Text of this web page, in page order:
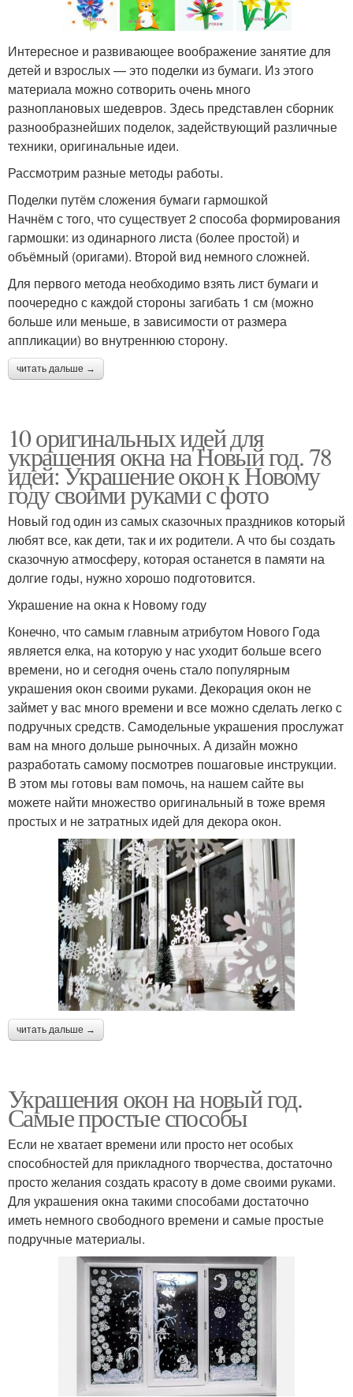
Интересное и развивающее воображение занятие для
детей и взрослых — это поделки из бумаги. Из этого
материала можно сотворить очень много
разноплановых шедевров. Здесь представлен сборник
разнообразнейших поделок, задействующий различные
техники, оригинальные идеи.
Рассмотрим разные методы работы.
Поделки путём сложения бумаги гармошкой
Начнём с того, что существует 2 способа формирования
гармошки: из одинарного листа (более простой) и
объёмный (оригами). Второй вид немного сложней.
Для первого метода необходимо взять лист бумаги и
поочередно с каждой стороны загибать 1 см (можно
больше или меньше, в зависимости от размера
аппликации) во внутреннюю сторону.
читать дальше →
10 оригинальных идей для
украшения окна на Новый год. 78
идей: Украшение окон к Новому
году своими руками с фото
Новый год один из самых сказочных праздников который
любят все, как дети, так и их родители. А что бы создать
сказочную атмосферу, которая останется в памяти на
долгие годы, нужно хорошо подготовится.
Украшение на окна к Новому году
Конечно, что самым главным атрибутом Нового Года
является елка, на которую у нас уходит больше всего
времени, но и сегодня очень стало популярным
украшения окон своими руками. Декорация окон не
займет у вас много времени и все можно сделать легко с
подручных средств. Самодельные украшения прослужат
вам на много дольше рыночных. А дизайн можно
разработать самому посмотрев пошаговые инструкции.
В этом мы готовы вам помочь, на нашем сайте вы
можете найти множество оригинальный в тоже время
простых и не затратных идей для декора окон.
читать дальше →
Украшения окон на новый год.
Самые простые способы
Если не хватает времени или просто нет особых
способностей для прикладного творчества, достаточно
просто желания создать красоту в доме своими руками.
Для украшения окна такими способами достаточно
иметь немного свободного времени и самые простые
подручные материалы.